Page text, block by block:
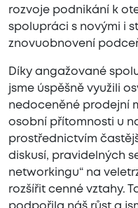
rozvoje podnikání k
spolupráci s novými i
znovuobnovení
Díky angažované
jsme úspěšně využili
nedoceněné prodejní
osobní přítomnosti u
prostřednictvím
diskusí, pravidelných
networkingu“ na
rozšířit cenné vztahy.